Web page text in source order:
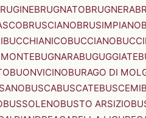
BRUGNATOBRUGNERA
BRUSCIANOBRUSIMPIANO
BUCCHIANICOBUCCIANO
BUGNARABUGUGGIATE
BUONVICINOBURAGO DI
BUSCABUSCATEBUSCEMI
BUSSOLENOBUSTO ARSIZIO